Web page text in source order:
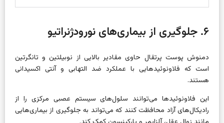
۶. جلوگیری از بیماری‌های نورودژنراتیو
دمنوش پوست پرتقال حاوی مقادیر بالایی از نوبیلتین و تانگرتین
است که فلاونوئیدهایی با عملکرد ضد التهابی و آنتی اکسیدانی
هستند.
این فلاونوئیدها می‌توانند سلول‌های سیستم عصبی مرکزی را از
رادیکال‌های آزاد محافظت کنند که می‌تواند به جلوگیری از بیماری‌هایی